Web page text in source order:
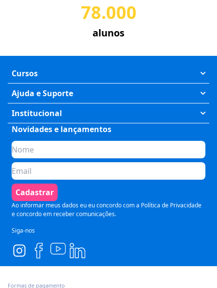
78.000
alunos
Cursos
Exatas
Humanas
Saúde
Tecnologia
Preparatórios
Comunicação
Pós Graduação
Ajuda e Suporte
Meus Cursos
Fale Conosco
Perguntas Frequentes
Formas de Pagamento
Política de Cancelamento
Termos de Uso
Segurança e Privacidade
Institucional
Quem somos
Planos de assinatura
Para Empresas
Seja um parceiro
Blog
Novidades e lançamentos
Cadastrar
Ao informar meus dados eu eu concordo com a Política de Privacidade
e concordo em receber comunicações.
Siga-nos
Formas de pagamento